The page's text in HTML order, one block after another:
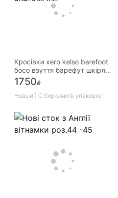
Кросівки xero kelso barefoot
босо взуття барефут шкіряні
анатомічні
1750₴
Новый | С бирками/в упаковке